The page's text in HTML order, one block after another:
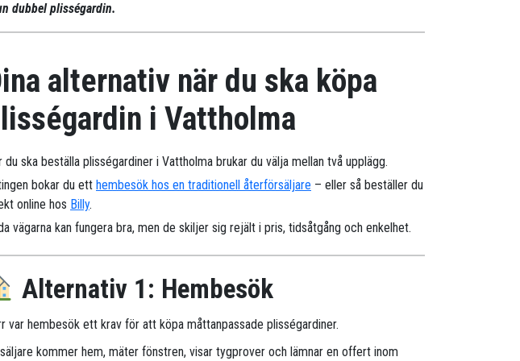
dubbel plisségardin.
alternativ när du ska köpa
i Vattholma
du ska beställa plisségardiner i Vattholma brukar du välja mellan två upplägg.
bokar du ett hembesök hos en traditionell återförsäljare – eller så beställer du
online hos Billy.
vägarna kan fungera bra, men de skiljer sig rejält i pris, tidsåtgång och enkelhet.
Alternativ 1: Hembesök
var hembesök ett krav för att köpa måttanpassade plisségardiner.
säljare kommer hem, mäter fönstren, visar tygprover och lämnar en offert inom